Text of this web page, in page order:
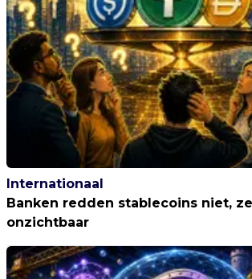
Internationaal
Banken redden stablecoins niet,
onzichtbaar